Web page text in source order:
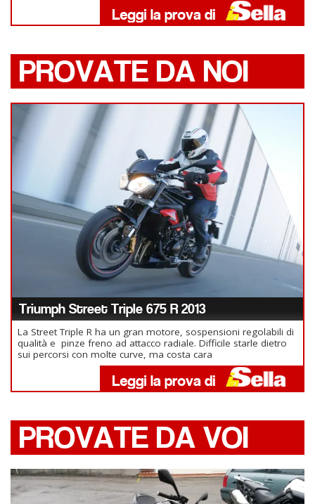
PROVATE DA NOI
Triumph Street Triple 675 R 2013
La Street Triple R ha un gran motore, sospensioni regolabili di
qualità e pinze freno ad attacco radiale. Difficile starle dietro
sui percorsi con molte curve, ma costa cara
PROVATE DA VOI